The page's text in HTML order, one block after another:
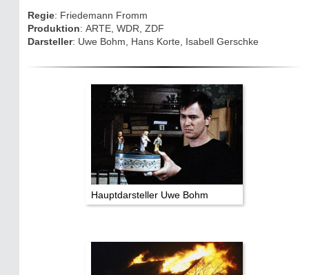
Eifelkarte:
Drehorte & Tatorte
TV & Kino
Die Stars:
Wer hat wo gedreht?
Mediathek
Datenschutz
Regie: Friedemann Fromm
Produktion: ARTE, WDR, ZDF
Darsteller: Uwe Bohm, Hans Korte, Isabell Gerschke
Hauptdarsteller Uwe Bohm